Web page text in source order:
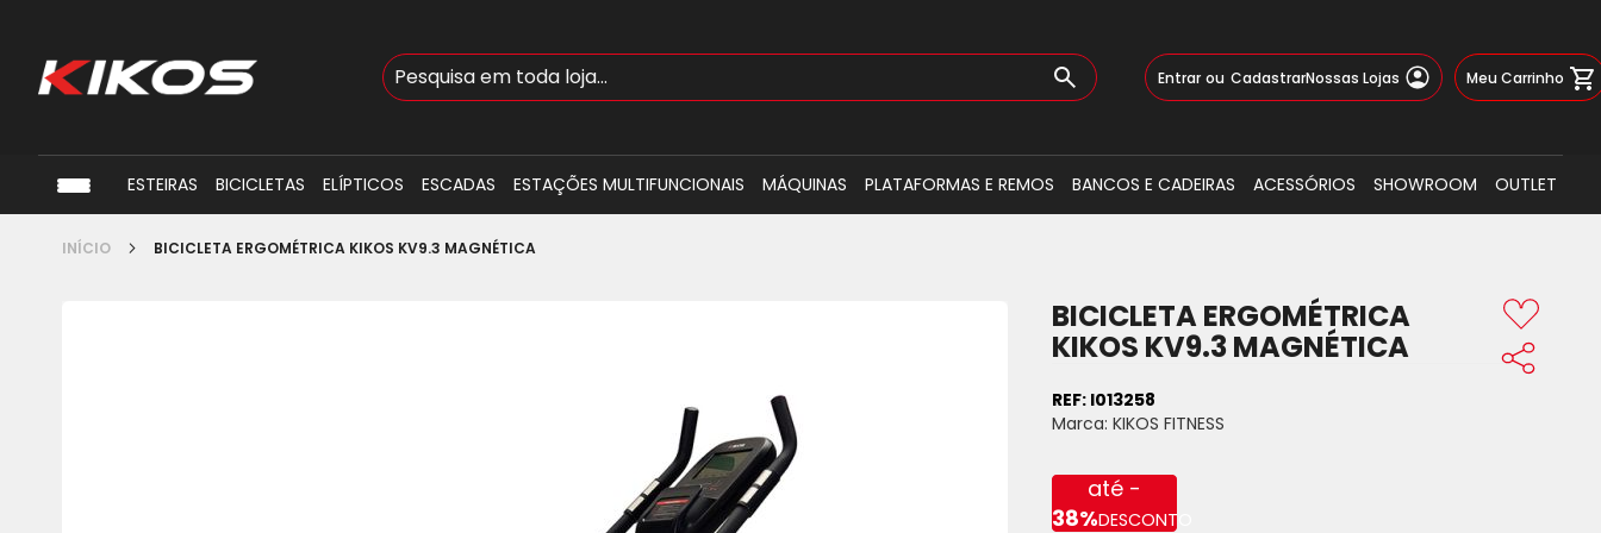
Busca
Pular
para
Entrar CadastrarNossas Lojas Meu Carrinho
ESTEIRAS BICICLETAS ELÍPTICOS ESCADAS ESTAÇÕES MULTIFUNCIONAIS MÁQUINAS PLATAFORMAS E REMOS BANCOS E CADEIRAS ACESSÓRIOS SHOWROOM OUTLET
INÍCIO BICICLETA ERGOMÉTRICA KIKOS KV9.3 MAGNÉTICA
BICICLETA ERGOMÉTRICA
KIKOS KV9.3 MAGNÉTICA
REF: I013258
Marca: KIKOS FITNESS
até -
38%DESCONTO